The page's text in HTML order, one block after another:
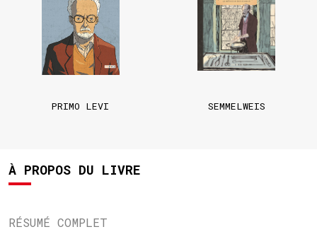
PRIMO LEVI SEMMELWEIS
À PROPOS DU LIVRE
RÉSUMÉ COMPLET